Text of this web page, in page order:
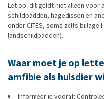
Let op: dit geldt niet alleen voor
schildpadden, hagedissen en
onder CITES, soms zelfs bijlage
landschildpadden).
Waar moet je op
amfibie als huisdier
Informeer je vooraf: